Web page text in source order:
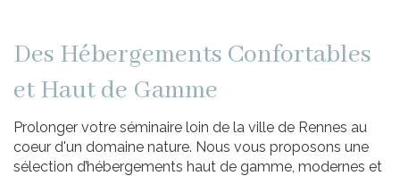
Des Hébergements Confortables
et Haut de Gamme
Prolonger votre séminaire loin de la ville de Rennes au
coeur d'un domaine nature. Nous vous proposons une
sélection d’hébergements haut de gamme, modernes et